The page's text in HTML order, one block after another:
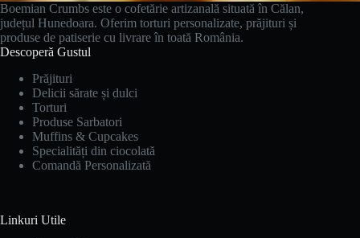
Boemian Crumbs este o cofetărie artizanală situată în Călan,
județul Hunedoara. Oferim torturi personalizate, prăjituri și
produse de patiserie cu livrare în toată România.
Descoperă Gustul
Prăjituri
Delicii sărate și dulci
Torturi
Produse Sarbatori
Muffins & Cupcakes
Specialități din ciocolată
Comandă Personalizată
Linkuri Utile